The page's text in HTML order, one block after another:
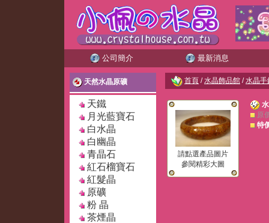
公司簡介 最新消息
天然水晶原礦
天鐵
月光藍寶石
白水晶
白幽晶
青晶石
紅石榴寶石
紅髮晶
原礦
粉 晶
茶煙晶
首頁 /水晶飾品館 /水晶手
請點選產品圖片
參閱精彩大圖
原
特